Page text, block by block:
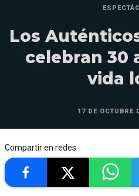
Los
celebran 30
vida
17 DE OCTUBRE
Compartir en redes